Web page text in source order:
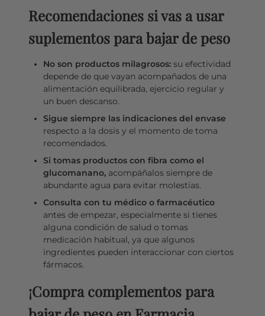
Recomendaciones si vas a usar
suplementos para bajar de peso
No son productos milagrosos:su efectividad
depende de que vayan acompañados de una
alimentación equilibrada, ejercicio regular y
un buen descanso.
Sigue siempre las indicaciones del envase
respecto a la dosis y el momento de toma
recomendados.
Si tomas productos con fibra como el
glucomanano,acompáñalos siempre de
abundante agua para evitar molestias.
Consulta con tu médico o farmacéutico
antes de empezar, especialmente si tienes
alguna condición de salud o tomas
medicación habitual, ya que algunos
ingredientes pueden interaccionar con ciertos
fármacos.
¡Compra complementos para